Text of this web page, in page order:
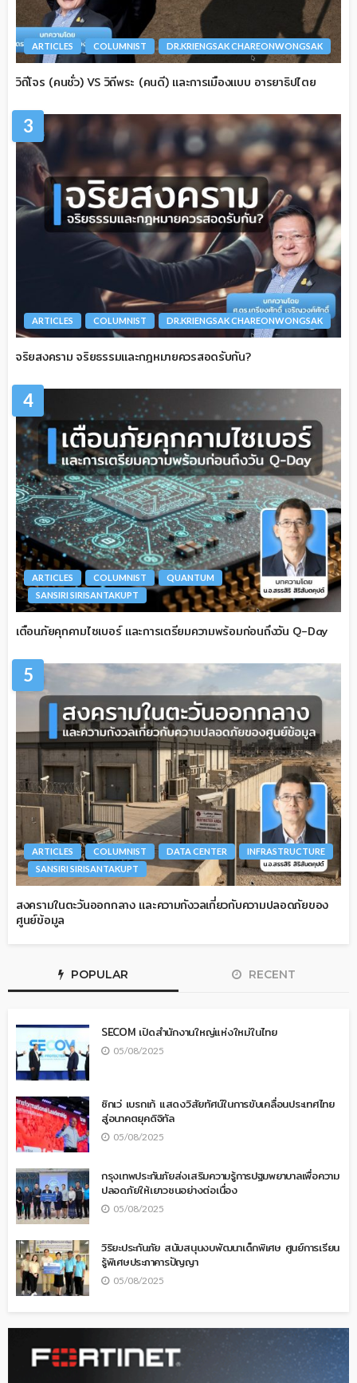
ARTICLES COLUMNIST DR.KRIENGSAK CHAREONWONGSAK
วิถีโจร (คนชั่ว) VS วิถีพระ (คนดี) และการเมืองแบบ อารยาธิปไตย
3
ARTICLES COLUMNIST DR.KRIENGSAK CHAREONWONGSAK
จริยสงคราม จริยธรรมและกฎหมายควรสอดรับกัน?
4
ARTICLES COLUMNIST
QUANTUM
SANSIRI SIRISANTAKUPT
เตือนภัยคุกคามไซเบอร์ และการเตรียมความพร้อมก่อนถึงวัน Q-Day
5
ARTICLES COLUMNIST DATA CENTER
INFRASTRUCTURE
SANSIRI SIRISANTAKUPT
สงครามในตะวันออกกลาง และความกังวลเกี่ยวกับความปลอดภัยของ
ศูนย์ข้อมูล
POPULAR RECENT
SECOM เปิดสำนักงานใหญ่แห่งใหม่ในไทย
05/08/2025
ซิกเว่ เบรกเก้ แสดงวิสัยทัศน์ในการขับเคลื่อนประเทศไทย
สู่อนาคตยุคดิจิทัล
05/08/2025
กรุงเทพประกันภัยส่งเสริมความรู้การปฐมพยาบาลเพื่อความ
ปลอดภัยให้เยาวชนอย่างต่อเนื่อง
05/08/2025
วิริยะประกันภัย สนับสนุนงบพัฒนาเด็กพิเศษ ศูนย์การเรียน
รู้พิเศษประภาคารปัญญา
05/08/2025